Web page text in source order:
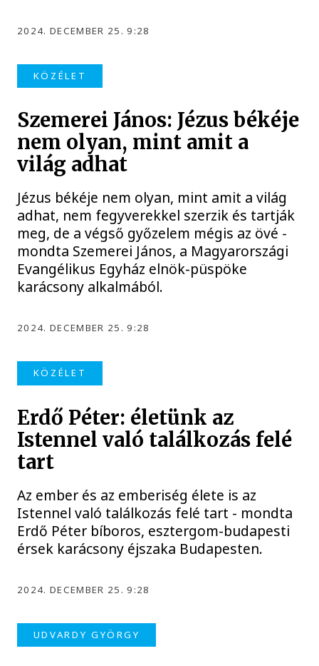
2024. DECEMBER 25. 9:28
KÖZÉLET
Szemerei János: Jézus békéje
nem olyan, mint amit a
világ adhat
Jézus békéje nem olyan, mint amit a világ
adhat, nem fegyverekkel szerzik és tartják
meg, de a végső győzelem mégis az övé -
mondta Szemerei János, a Magyarországi
Evangélikus Egyház elnök-püspöke
karácsony alkalmából.
2024. DECEMBER 25. 9:28
KÖZÉLET
Erdő Péter: életünk az
Istennel való találkozás felé
tart
Az ember és az emberiség élete is az
Istennel való találkozás felé tart - mondta
Erdő Péter bíboros, esztergom-budapesti
érsek karácsony éjszaka Budapesten.
2024. DECEMBER 25. 9:28
UDVARDY GYÖRGY